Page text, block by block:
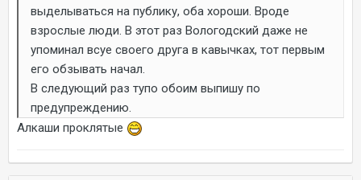
выделываться на публику, оба хороши. Вроде
взрослые люди. В этот раз Вологодский даже не
упоминал всуе своего друга в кавычках, тот первым
его обзывать начал.
В следующий раз тупо обоим выпишу по
предупреждению.
Алкаши проклятые